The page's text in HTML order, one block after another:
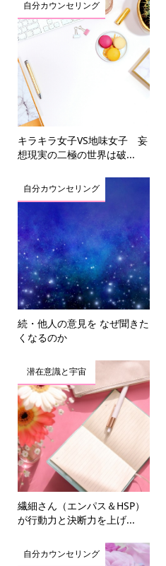
自分カウンセリング
キラキラ女子VS地味女子 妄
想現実の二極の世界は破...
自分カウンセリング
続・他人の意見を なぜ聞きた
くなるのか
潜在意識と宇宙
繊細さん（エンパス＆HSP）
が行動力と決断力を上げ...
自分カウンセリング